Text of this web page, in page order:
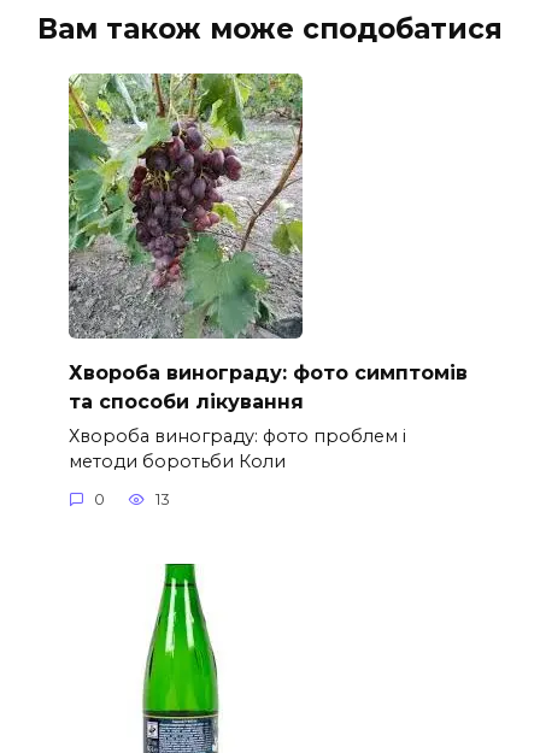
Вам також може сподобатися
Хвороба винограду: фото симптомів
та способи лікування
Хвороба винограду: фото проблем і
методи боротьби Коли
0 13